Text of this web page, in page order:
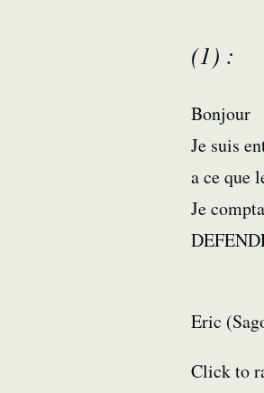
(1) :
Bonjour
Je suis
a ce que
Je
Eric
Click to